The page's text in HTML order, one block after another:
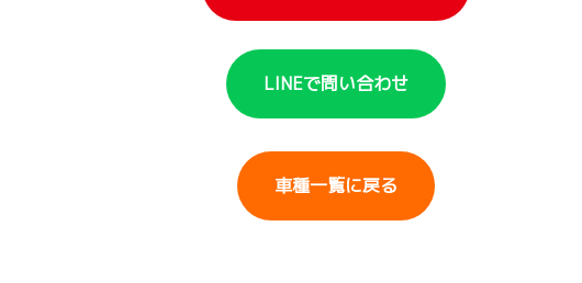
LINEで問い合わせ
車種一覧に戻る